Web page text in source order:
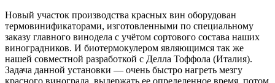
Новый участок производства красных вин оборудован
термовинификаторами, изготовленными по специальному
заказу главного винодела с учётом сортового состава наших
виноградников. И биотермокулером являющимся так же
нашей совместной разработкой с Делла Тоффола (Италия).
Задача данной установки — очень быстро нагреть мезгу
красного винограда, выдержать ее определенное время, потом